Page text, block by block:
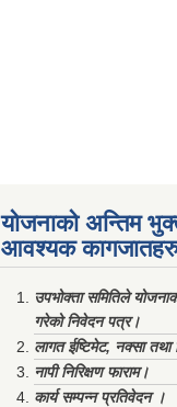
योजनाको अन्तिम
आवश्यक
उपभोक्ता समितिले
गरेको निवेदन पत्र।
लागत ईष्टिमेट, नक्सा
नापी निरिक्षण फाराम।
कार्य सम्पन्न प्रतिवेदन ।